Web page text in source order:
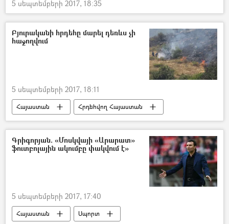
5 սեպտեմբերի 2017, 18:35
Բյուրականի հրդեհը մարել դեռևս չի
հաջողվում
5 սեպտեմբերի 2017, 18:11
Հայաստան Հրդեհվող Հայաստան
Գրիգորյան. «Մոսկվայի «Արարատ»
ֆուտբոլային ակումբը փակվում է»
5 սեպտեմբերի 2017, 17:40
Հայաստան Սպորտ